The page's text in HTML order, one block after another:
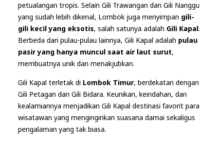
petualangan tropis. Selain Gili Trawangan dan Gili Nanggu
yang sudah lebih dikenal, Lombok juga menyimpan gili-
gili kecil yang eksotis, salah satunya adalah Gili Kapal.
Berbeda dari pulau-pulau lainnya, Gili Kapal adalah pulau
pasir yang hanya muncul saat air laut surut,
membuatnya unik dan menakjubkan.
Gili Kapal terletak di Lombok Timur, berdekatan dengan
Gili Petagan dan Gili Bidara. Keunikan, keindahan, dan
kealamiannya menjadikan Gili Kapal destinasi favorit para
wisatawan yang menginginkan suasana damai sekaligus
pengalaman yang tak biasa.